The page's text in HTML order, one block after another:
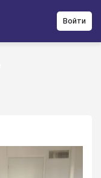
Войти